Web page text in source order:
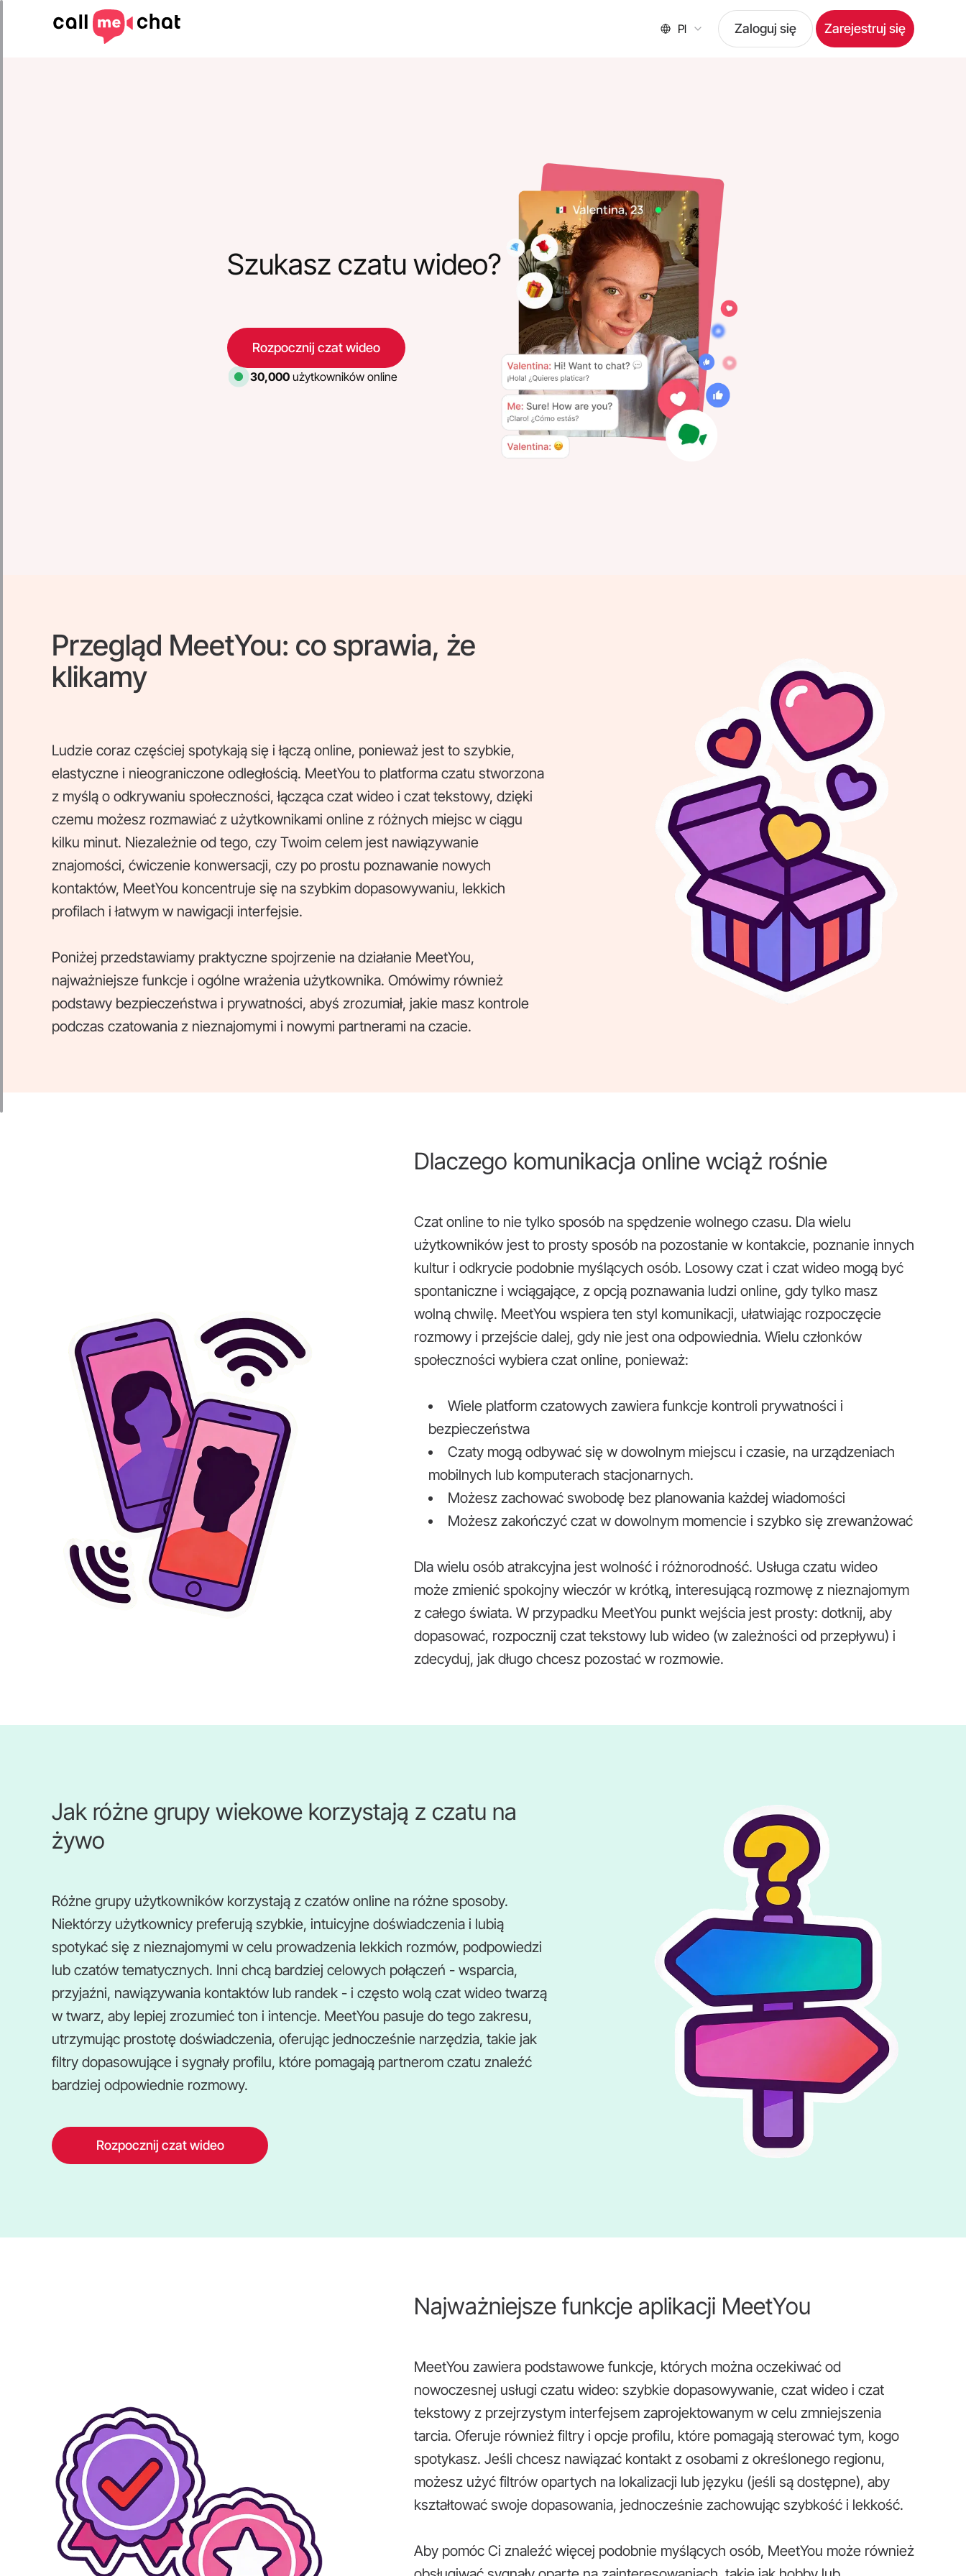
Pl Zaloguj się Zarejestruj się
Szukasz czatu wideo?
Rozpocznij czat wideo
30,000 użytkowników online
Przegląd MeetYou: co sprawia, że
klikamy
Ludzie coraz częściej spotykają się i łączą online, ponieważ jest to szybkie,
elastyczne i nieograniczone odległością. MeetYou to platforma czatu stworzona
z myślą o odkrywaniu społeczności, łącząca czat wideo i czat tekstowy, dzięki
czemu możesz rozmawiać z użytkownikami online z różnych miejsc w ciągu
kilku minut. Niezależnie od tego, czy Twoim celem jest nawiązywanie
znajomości, ćwiczenie konwersacji, czy po prostu poznawanie nowych
kontaktów, MeetYou koncentruje się na szybkim dopasowywaniu, lekkich
profilach i łatwym w nawigacji interfejsie.
Poniżej przedstawiamy praktyczne spojrzenie na działanie MeetYou,
najważniejsze funkcje i ogólne wrażenia użytkownika. Omówimy również
podstawy bezpieczeństwa i prywatności, abyś zrozumiał, jakie masz kontrole
podczas czatowania z nieznajomymi i nowymi partnerami na czacie.
Dlaczego komunikacja online wciąż rośnie
Czat online to nie tylko sposób na spędzenie wolnego czasu. Dla wielu
użytkowników jest to prosty sposób na pozostanie w kontakcie, poznanie innych
kultur i odkrycie podobnie myślących osób. Losowy czat i czat wideo mogą być
spontaniczne i wciągające, z opcją poznawania ludzi online, gdy tylko masz
wolną chwilę. MeetYou wspiera ten styl komunikacji, ułatwiając rozpoczęcie
rozmowy i przejście dalej, gdy nie jest ona odpowiednia. Wielu członków
społeczności wybiera czat online, ponieważ:
Wiele platform czatowych zawiera funkcje kontroli prywatności i
bezpieczeństwa
Czaty mogą odbywać się w dowolnym miejscu i czasie, na urządzeniach
mobilnych lub komputerach stacjonarnych.
Możesz zachować swobodę bez planowania każdej wiadomości
Możesz zakończyć czat w dowolnym momencie i szybko się zrewanżować
Dla wielu osób atrakcyjna jest wolność i różnorodność. Usługa czatu wideo
może zmienić spokojny wieczór w krótką, interesującą rozmowę z nieznajomym
z całego świata. W przypadku MeetYou punkt wejścia jest prosty: dotknij, aby
dopasować, rozpocznij czat tekstowy lub wideo (w zależności od przepływu) i
zdecyduj, jak długo chcesz pozostać w rozmowie.
Jak różne grupy wiekowe korzystają z czatu na
żywo
Różne grupy użytkowników korzystają z czatów online na różne sposoby.
Niektórzy użytkownicy preferują szybkie, intuicyjne doświadczenia i lubią
spotykać się z nieznajomymi w celu prowadzenia lekkich rozmów, podpowiedzi
lub czatów tematycznych. Inni chcą bardziej celowych połączeń - wsparcia,
przyjaźni, nawiązywania kontaktów lub randek - i często wolą czat wideo twarzą
w twarz, aby lepiej zrozumieć ton i intencje. MeetYou pasuje do tego zakresu,
utrzymując prostotę doświadczenia, oferując jednocześnie narzędzia, takie jak
filtry dopasowujące i sygnały profilu, które pomagają partnerom czatu znaleźć
bardziej odpowiednie rozmowy.
Rozpocznij czat wideo
Najważniejsze funkcje aplikacji MeetYou
MeetYou zawiera podstawowe funkcje, których można oczekiwać od
nowoczesnej usługi czatu wideo: szybkie dopasowywanie, czat wideo i czat
tekstowy z przejrzystym interfejsem zaprojektowanym w celu zmniejszenia
tarcia. Oferuje również filtry i opcje profilu, które pomagają sterować tym, kogo
spotykasz. Jeśli chcesz nawiązać kontakt z osobami z określonego regionu,
możesz użyć filtrów opartych na lokalizacji lub języku (jeśli są dostępne), aby
kształtować swoje dopasowania, jednocześnie zachowując szybkość i lekkość.
Aby pomóc Ci znaleźć więcej podobnie myślących osób, MeetYou może również